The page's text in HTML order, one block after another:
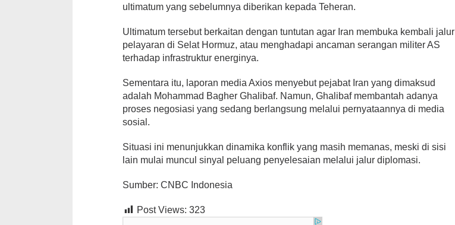
ultimatum yang sebelumnya diberikan kepada Teheran.
Ultimatum tersebut berkaitan dengan tuntutan agar Iran membuka kembali jalur
pelayaran di Selat Hormuz, atau menghadapi ancaman serangan militer AS
terhadap infrastruktur energinya.
Sementara itu, laporan media Axios menyebut pejabat Iran yang dimaksud
adalah Mohammad Bagher Ghalibaf. Namun, Ghalibaf membantah adanya
proses negosiasi yang sedang berlangsung melalui pernyataannya di media
sosial.
Situasi ini menunjukkan dinamika konflik yang masih memanas, meski di sisi
lain mulai muncul sinyal peluang penyelesaian melalui jalur diplomasi.
Sumber: CNBC Indonesia
Post Views: 323